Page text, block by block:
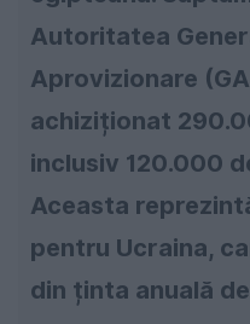
Autoritatea
Aprovizionare
achiziționat
inclusiv 120.000
Aceasta
pentru Ucraina,
din ținta anuală